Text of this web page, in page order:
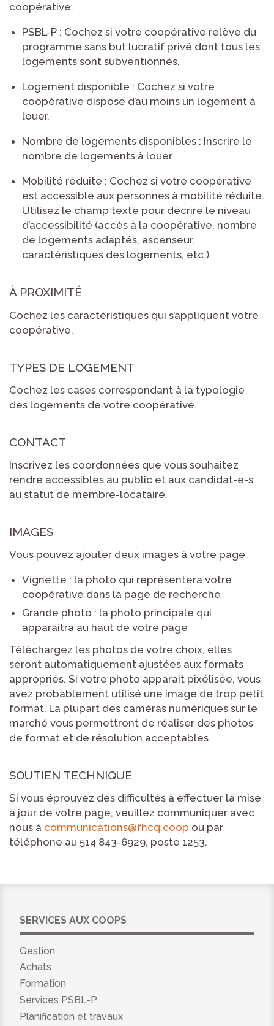
coopérative.
PSBL-P : Cochez si votre coopérative relève du
programme sans but lucratif privé dont tous les
logements sont subventionnés.
Logement disponible : Cochez si votre
coopérative dispose d’au moins un logement à
louer.
Nombre de logements disponibles : Inscrire le
nombre de logements à louer.
Mobilité réduite : Cochez si votre coopérative
est accessible aux personnes à mobilité réduite.
Utilisez le champ texte pour décrire le niveau
d’accessibilité (accès à la coopérative, nombre
de logements adaptés, ascenseur,
caractéristiques des logements, etc.).
À PROXIMITÉ
Cochez les caractéristiques qui s’appliquent votre
coopérative.
TYPES DE LOGEMENT
Cochez les cases correspondant à la typologie
des logements de votre coopérative.
CONTACT
Inscrivez les coordonnées que vous souhaitez
rendre accessibles au public et aux candidat-e-s
au statut de membre-locataire.
IMAGES
Vous pouvez ajouter deux images à votre page
Vignette : la photo qui représentera votre
coopérative dans la page de recherche
Grande photo : la photo principale qui
apparaitra au haut de votre page
Téléchargez les photos de votre choix, elles
seront automatiquement ajustées aux formats
appropriés. Si votre photo apparait pixélisée, vous
avez probablement utilisé une image de trop petit
format. La plupart des caméras numériques sur le
marché vous permettront de réaliser des photos
de format et de résolution acceptables.
SOUTIEN TECHNIQUE
Si vous éprouvez des difficultés à effectuer la mise
à jour de votre page, veuillez communiquer avec
nous à communications@fhcq.coop ou par
téléphone au 514 843-6929, poste 1253.
SERVICES AUX COOPS
Gestion
Achats
Formation
Services PSBL-P
Planification et travaux